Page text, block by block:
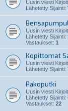
Uusin viesti
Lähetetty Sijainti:
Uusin viesti
Lähetetty Sijainti:
Vastaukset: 1
Kopittomat
Uusin viesti
Lähetetty Sijainti:
Pakoputki
Uusin viesti
Lähetetty Sijainti:
Vastaukset: 22